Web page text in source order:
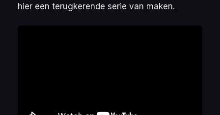
hier een terugkerende serie van maken.